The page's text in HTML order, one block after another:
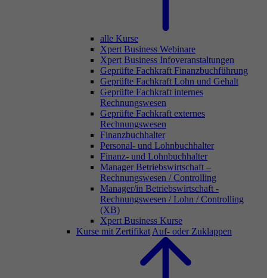
alle Kurse
Xpert Business Webinare
Xpert Business Infoveranstaltungen
Geprüfte Fachkraft Finanzbuchführung
Geprüfte Fachkraft Lohn und Gehalt
Geprüfte Fachkraft internes
Rechnungswesen
Geprüfte Fachkraft externes
Rechnungswesen
Finanzbuchhalter
Personal- und Lohnbuchhalter
Finanz- und Lohnbuchhalter
Manager Betriebswirtschaft –
Rechnungswesen / Controlling
Manager/in Betriebswirtschaft -
Rechnungswesen / Lohn / Controlling
(XB)
Xpert Business Kurse
Kurse mit Zertifikat Auf- oder Zuklappen